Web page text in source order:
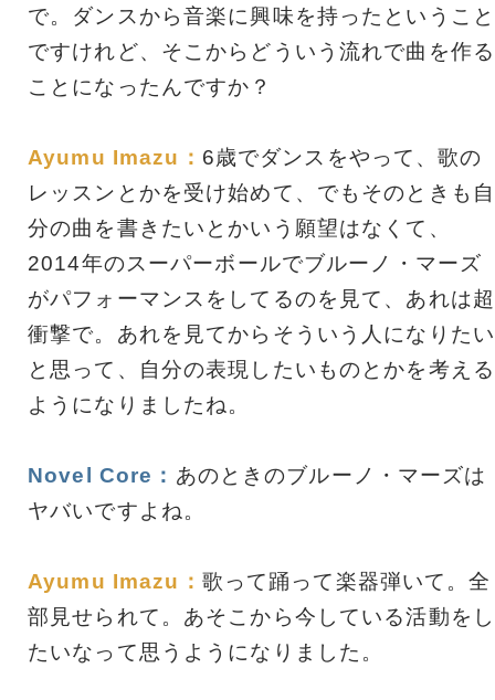
で。ダンスから音楽に興味を持ったということ
ですけれど、そこからどういう流れで曲を作る
ことになったんですか？
Ayumu Imazu： 6歳でダンスをやって、歌の
レッスンとかを受け始めて、でもそのときも自
分の曲を書きたいとかいう願望はなくて、
2014年のスーパーボールでブルーノ・マーズ
がパフォーマンスをしてるのを見て、あれは超
衝撃で。あれを見てからそういう人になりたい
と思って、自分の表現したいものとかを考える
ようになりましたね。
Novel Core： あのときのブルーノ・マーズは
ヤバいですよね。
Ayumu Imazu： 歌って踊って楽器弾いて。全
部見せられて。あそこから今している活動をし
たいなって思うようになりました。